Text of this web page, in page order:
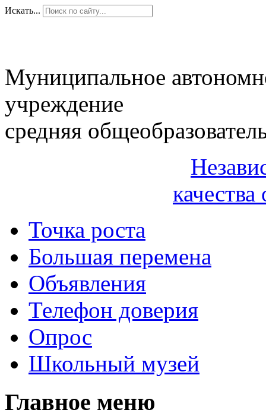
Искать...
Муниципальное
учреждение
средняя
качества
Точка роста
Большая перемена
Объявления
Телефон доверия
Опрос
Школьный музей
Главное меню